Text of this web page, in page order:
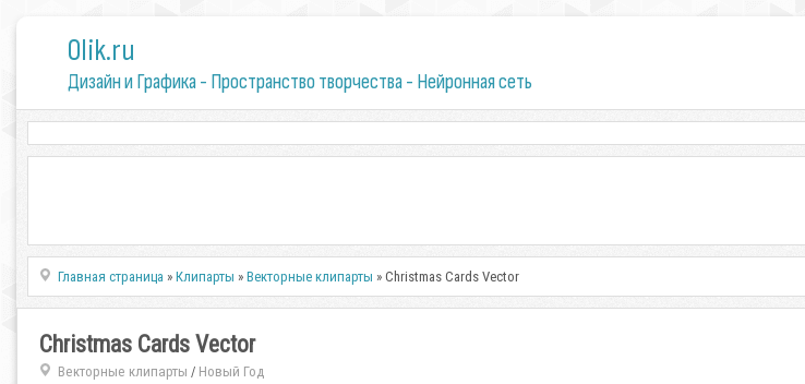
0lik.ru
Дизайн и Графика - Пространство творчества - Нейронная сеть
Главная страница »Клипарты »Векторные клипарты » Christmas Cards Vector
Christmas Cards Vector
Векторные клипарты / Новый Год